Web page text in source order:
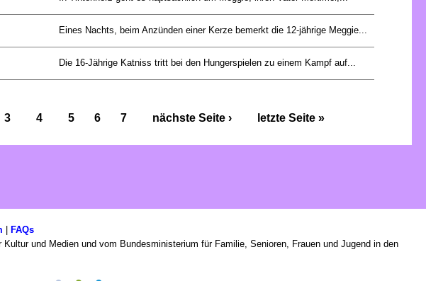
Eines Nachts, beim Anzünden einer Kerze bemerkt die 12-jährige Meggie...
Die 16-Jährige Katniss tritt bei den Hungerspielen zu einem Kampf auf...
3 4 5 6 7 nächste Seite › letzte Seite »
| FAQs
und Medien und vom Bundesministerium für Familie, Senioren, Frauen und Jugend in den